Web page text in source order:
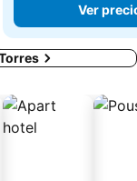
Ver